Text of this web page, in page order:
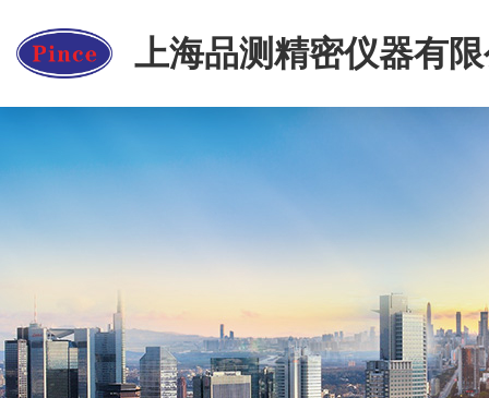
上海品测精密仪器有